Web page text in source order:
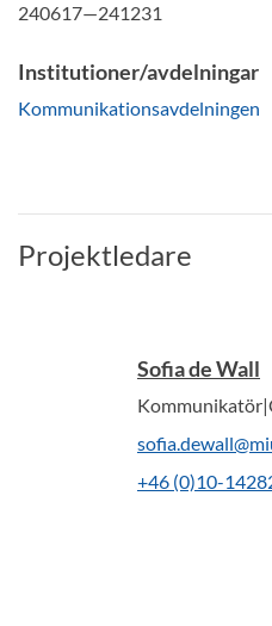
240617—241231
Institutioner/avdelningar
Kommunikationsavdelningen
Projektledare
Sofia de Wall
+46 (0)10-